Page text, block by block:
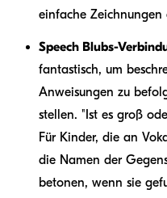
einfache Zeichnungen
Speech Blubs-
fantastisch, um
Anweisungen zu
stellen. "Ist es groß
Für Kinder, die an
die Namen der
betonen, wenn sie